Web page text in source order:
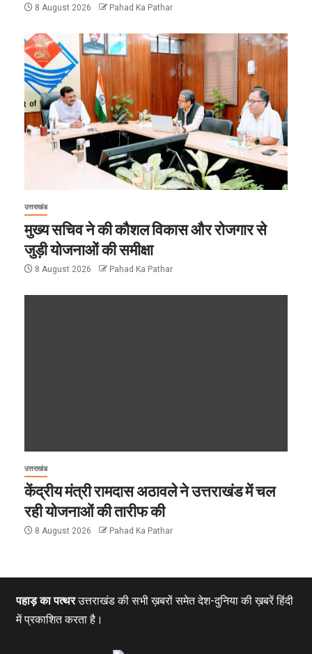
8 August 2026 Pahad Ka Pathar
उत्तराखंड
मुख्य सचिव ने की कौशल विकास और रोजगार से
जुड़ी योजनाओं की समीक्षा
8 August 2026 Pahad Ka Pathar
उत्तराखंड
केंद्रीय मंत्री रामदास अठावले ने उत्तराखंड में चल
रही योजनाओं की तारीफ की
8 August 2026 Pahad Ka Pathar
पहाड़ का पत्थरउत्तराखंड की सभी ख़बरों समेत देश-दुनिया की ख़बरें हिंदी
में प्रकाशित करता है।